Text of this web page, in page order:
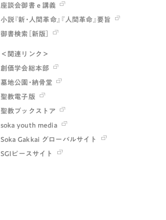
座談会御書ｅ講義
小説『新・人間革命』『人間革命』要旨
御書検索［新版］
＜関連リンク＞
創価学会総本部
墓地公園・納骨堂
聖教電子版
聖教ブックストア
soka youth media
Soka Gakkai グローバルサイト
SGIピースサイト